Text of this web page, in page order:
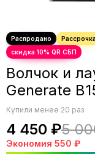
Волчок и
Generate
Купили менее 20 раз
4 450 ₽5
Экономия 550 ₽